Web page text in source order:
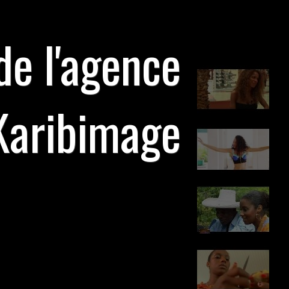
l'agence